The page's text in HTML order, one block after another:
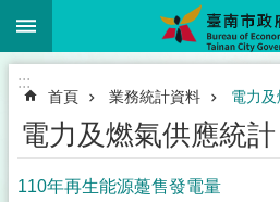
跳到主要內容區塊
:::
首頁 業務統計資料 電力
電力及燃氣供應統計
110年再生能源躉售發電量